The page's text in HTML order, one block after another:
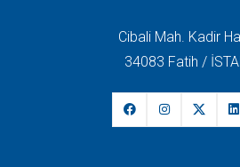
Cibali Mah. Kadir
34083 Fatih /